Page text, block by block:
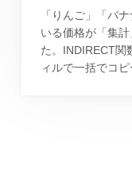
「りんご」「バ
いる価格が「集
た。INDIRECT関
ィルで一括でコ